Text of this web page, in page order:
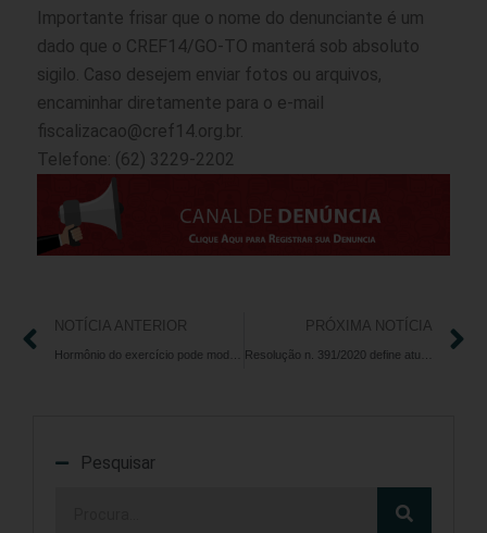
Importante frisar que o nome do denunciante é um
dado que o CREF14/GO-TO manterá sob absoluto
sigilo. Caso desejem enviar fotos ou arquivos,
encaminhar diretamente para o e-mail
fiscalizacao@cref14.org.br.
Telefone: (62) 3229-2202
NOTÍCIA ANTERIOR PRÓXIMA NOTÍCIA
Pesquisar